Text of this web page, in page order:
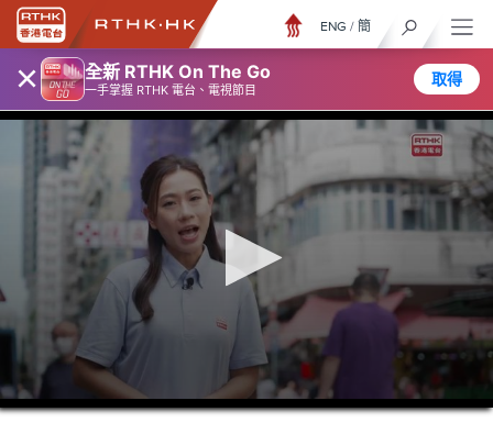
× 全新 RTHK On The Go
一手掌握 RTHK 電台、電視節目
取得
ENG / 簡
0
seconds